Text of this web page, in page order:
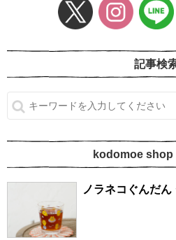
記事検
kodomoe shop